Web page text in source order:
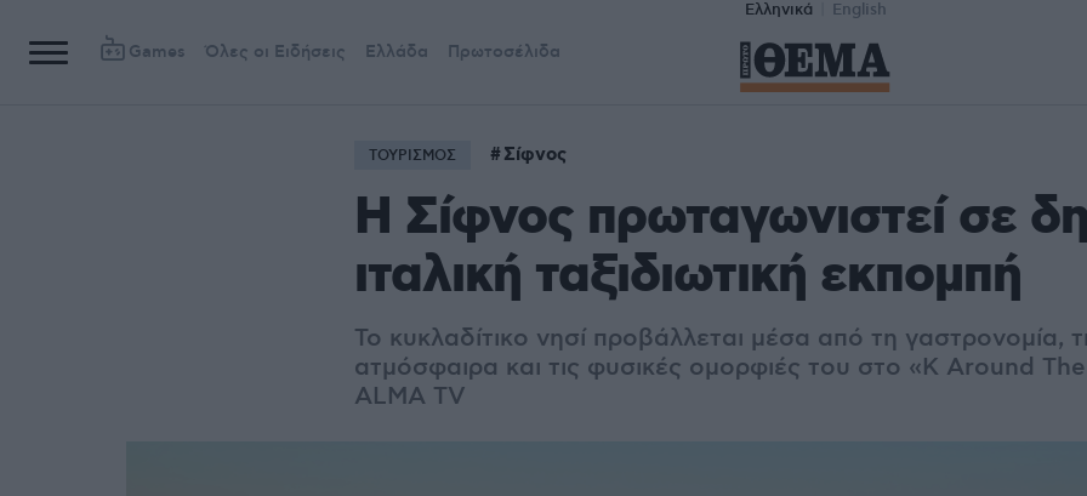
Ελληνικά English
Games Όλες οι Ειδήσεις Ελλάδα Πρωτοσέλιδα
ΤΟΥΡΙΣΜΟΣ Σίφνος
Η Σίφνος πρωταγωνιστεί σε
ιταλική ταξιδιωτική εκπομπή
Το κυκλαδίτικο νησί προβάλλεται μέσα από τη γαστρονομία,
ατμόσφαιρα και τις φυσικές ομορφιές του στο «K Around
ALMA TV